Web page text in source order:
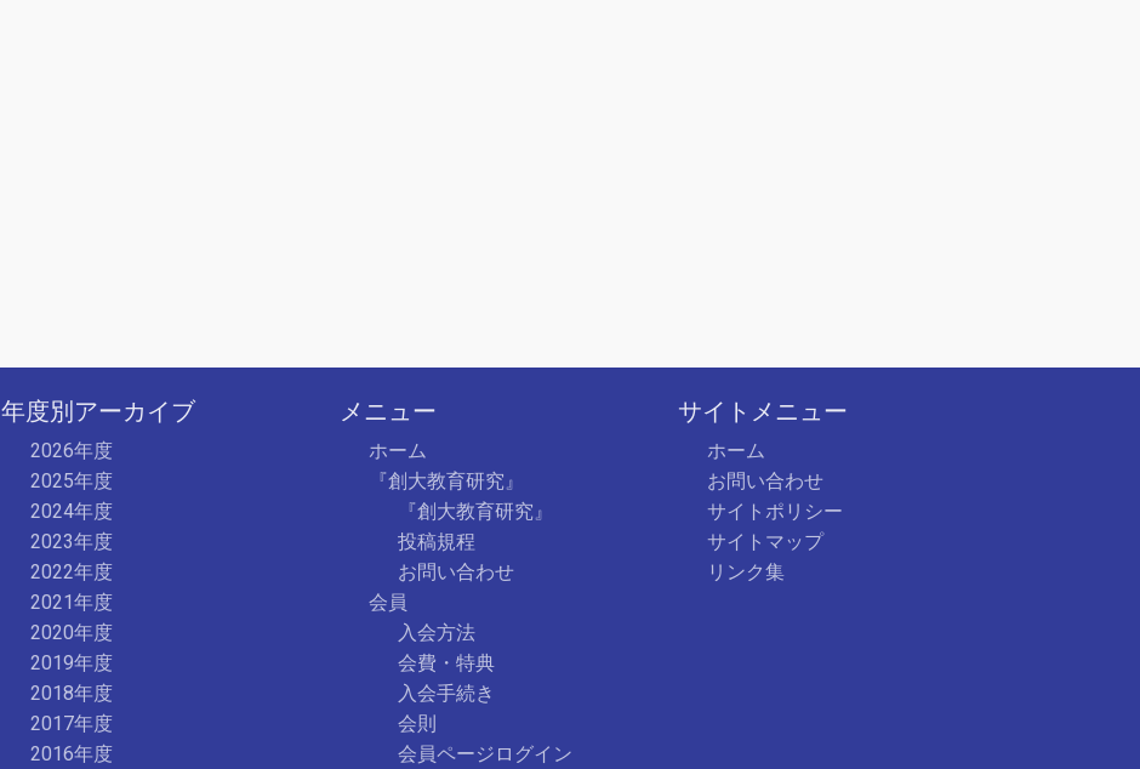
年度別アーカイブ
2026年度
2025年度
2024年度
2023年度
2022年度
2021年度
2020年度
2019年度
2018年度
2017年度
2016年度
メニュー
ホーム
『創大教育研究』
『創大教育研究』
投稿規程
お問い合わせ
会員
入会方法
会費・特典
入会手続き
会則
会員ページログイン
サイトメニュー
ホーム
お問い合わせ
サイトポリシー
サイトマップ
リンク集